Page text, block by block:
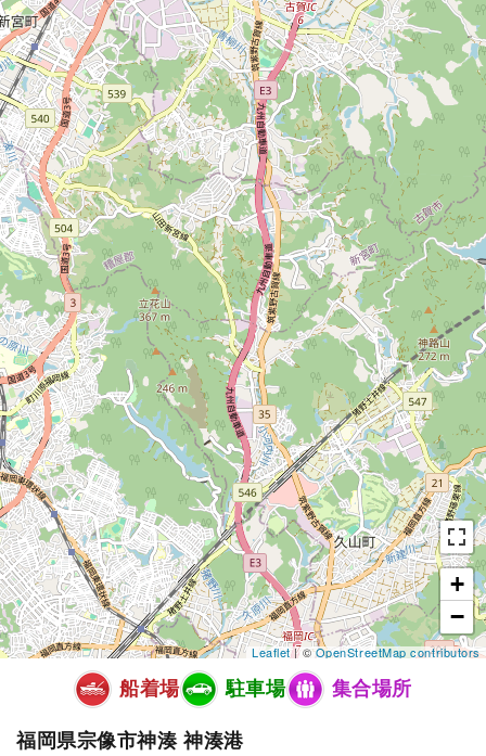
+
−
Leaflet| ©OpenStreetMap contributors
船着場 駐車場 集合場所
福岡県宗像市神湊 神湊港